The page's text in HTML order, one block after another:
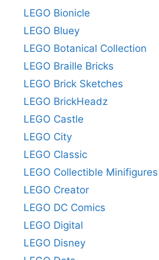
LEGO Bionicle
LEGO Bluey
LEGO Botanical Collection
LEGO Braille Bricks
LEGO Brick Sketches
LEGO BrickHeadz
LEGO Castle
LEGO City
LEGO Classic
LEGO Collectible Minifigures
LEGO Creator
LEGO DC Comics
LEGO Digital
LEGO Disney